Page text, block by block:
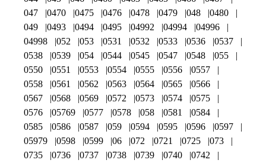
047
0470 0475 0476 0478 0479 048
0480
049
0493 0494 0495 04992 04994
04996
04998
052 053 0531 0532 0533 0536
0537
0538
0539 054 0544 0545 0547 0548
055
0550
0551 0553 0554 0555 0556
0557
0558
0561 0562 0563 0564 0565
0566
0567
0568 0569 0572 0573 0574
0575
0576
05769 0577 0578 058 0581
0584
0585
0586 0587 059 0594 0595 0596
0597
05979
0598 0599 06 072 0721 0725
073
0735
0736 0737 0738 0739 0740
0742